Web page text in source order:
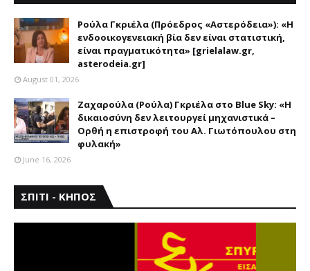
Ρούλα Γκριέλα (Πρόεδρος «Αστερόδεια»): «Η
ενδοοικογενειακή βία δεν είναι στατιστική,
είναι πραγματικότητα» [grielalaw.gr,
asterodeia.gr]
August 01, 2026
Ζαχαρούλα (Ρούλα) Γκριέλα στο Blue Sky: «Η
δικαιοσύνη δεν λειτουργεί μηχανιστικά –
Ορθή η επιστροφή του Αλ. Γιωτόπουλου στη
φυλακή»
June 16, 2026
ΣΠΙΤΙ - ΚΗΠΟΣ